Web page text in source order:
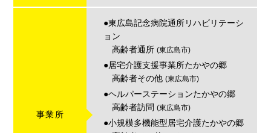
事業所
●東広島記念病院通所リハビリテーシ
ョン
高齢者通所(東広島市)
●居宅介護支援事業所たかやの郷
高齢者その他(東広島市)
●ヘルパーステーションたかやの郷
高齢者訪問(東広島市)
●小規模多機能型居宅介護たかやの郷